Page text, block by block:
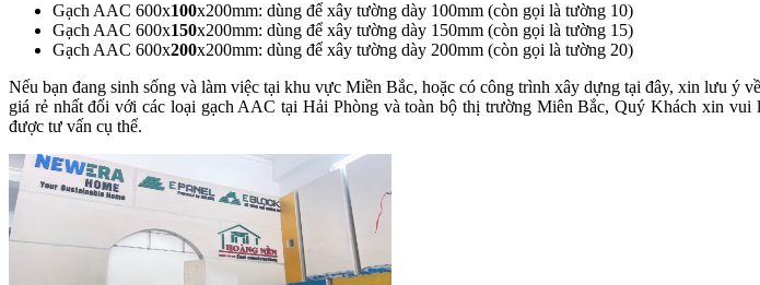
Gạch AAC 600x100x200mm: dùng để xây tường dày 100mm (còn gọi là tường 10)
Gạch AAC 600x150x200mm: dùng để xây tường dày 150mm (còn gọi là tường 15)
Gạch AAC 600x200x200mm: dùng để xây tường dày 200mm (còn gọi là tường 20)
Nếu bạn đang sinh sống và làm việc tại khu vực Miền Bắc, hoặc có công trình xây dựng tại đây, xin lưu ý
giá rẻ nhất đối với các loại gạch AAC tại Hải Phòng và toàn bộ thị trường Miên Bắc, Quý Khách xin vui
được tư vấn cụ thể.